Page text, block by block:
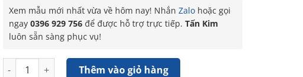
Xem mẫu mới nhất vừa về hôm nay! Nhắn Zalohoặc gọi
ngay 0396 929 756để được hỗ trợ trực tiếp. Tấn Kim
luôn sẵn sàng phục vụ!
Tủ lạnh LG Inverter 266 Lít T26BG số lượng
Thêm vào giỏ hàng